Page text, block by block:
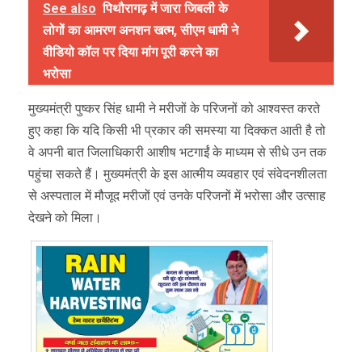
See also पिथौरागढ़ में जारा जिबली के
लोगों का आमरण अनशन खत्म, सीएम धामी ने
वीडियो कॉल पर दिया मांग पूरी करने का
भरोसा
मुख्यमंत्री पुष्कर सिंह धामी ने मरीजों के परिजनों को आश्वस्त करते
हुए कहा कि यदि किसी भी प्रकार की समस्या या दिक्कत आती है तो
वे अपनी बात जिलाधिकारी आशीष भटगाईं के माध्यम से सीधे उन तक
पहुंचा सकते हैं। मुख्यमंत्री के इस आत्मीय व्यवहार एवं संवेदनशीलता
से अस्पताल में मौजूद मरीजों एवं उनके परिजनों में भरोसा और उत्साह
देखने को मिला।